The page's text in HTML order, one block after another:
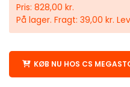
Pris: 828,00 kr.
På lager. Fragt: 39,00 kr.
KØB NU HOS CS